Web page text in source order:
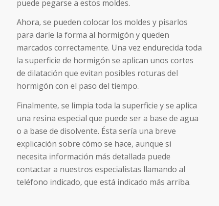
puede pegarse a estos moldes.
Ahora, se pueden colocar los moldes y pisarlos
para darle la forma al hormigón y queden
marcados correctamente. Una vez endurecida toda
la superficie de hormigón se aplican unos cortes
de dilatación que evitan posibles roturas del
hormigón con el paso del tiempo.
Finalmente, se limpia toda la superficie y se aplica
una resina especial que puede ser a base de agua
o a base de disolvente. Ésta sería una breve
explicación sobre cómo se hace, aunque si
necesita información más detallada puede
contactar a nuestros especialistas llamando al
teléfono indicado, que está indicado más arriba.